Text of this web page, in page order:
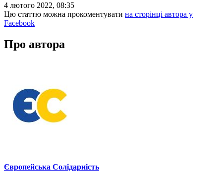
4 лютого 2022, 08:35
Цю статтю можна прокоментувати на сторінці автора у
Facebook
Про автора
Європейська Солідарність